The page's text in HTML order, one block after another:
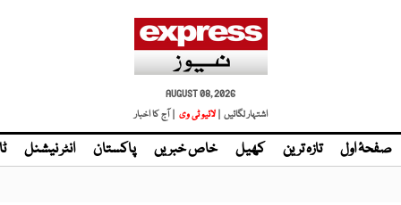
AUGUST 08, 2026
اشتہار لگائیں |
| آج کا اخبار
صفحۂ اول تازہ ترین کھیل خاص خبریں پاکستان انٹر نیشنل